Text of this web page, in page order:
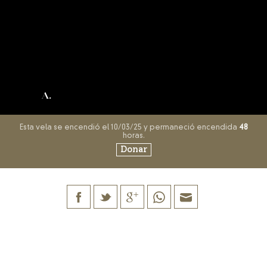
A.
Esta vela se encendió el 10/03/25 y permaneció encendida 48
horas.
Donar